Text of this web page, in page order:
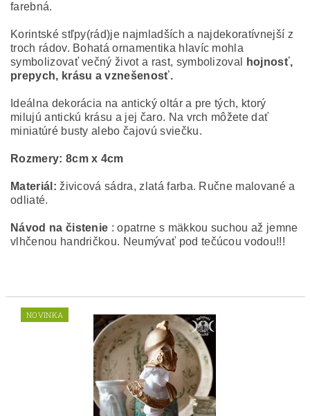
farebná.
Korintské stľpy(rád)je najmladších a najdekoratívnejší z
troch rádov. Bohatá ornamentika hlavíc mohla
symbolizovať večný život a rast, symbolizoval
hojnosť,
prepych, krásu a vznešenosť.
Ideálna dekorácia na antický oltár a pre tých, ktorý
milujú antickú krásu a jej čaro. Na vrch môžete dať
miniatúré busty alebo čajovú sviečku.
Rozmery: 8cm x 4cm
Materiál: živicová sádra, zlatá farba. Ručne malované a
odliaté.
Návod na čistenie : opatrne s mäkkou suchou až jemne
vlhčenou handričkou. Neumývať pod tečúcou vodou!!!
NOVINKA